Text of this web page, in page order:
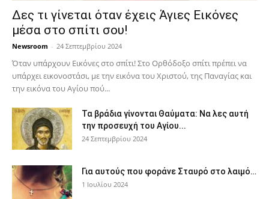
Δες τι γίνεται όταν έχεις Άγιες Εικόνες
μέσα στο σπίτι σου!
Newsroom - 24 Σεπτεμβρίου 2024
Όταν υπάρχουν Εικόνες στο σπίτι! Στο Ορθόδοξο σπίτι πρέπει να
υπάρχει εικονοστάσι, με την εικόνα του Χριστού, της Παν­αγίας και
την εικόνα του Αγίου πού...
Τα βράδια γίνονται Θαύματα: Να λες αυτή
την προσευχή του Αγίου...
24 Σεπτεμβρίου 2024
Για αυτούς που φοράνε Σταυρό στο λαιμό…
1 Ιουλίου 2024